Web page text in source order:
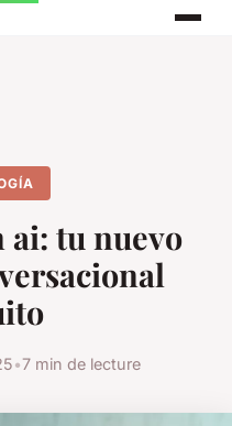
tu nuevo
•7 min de lecture